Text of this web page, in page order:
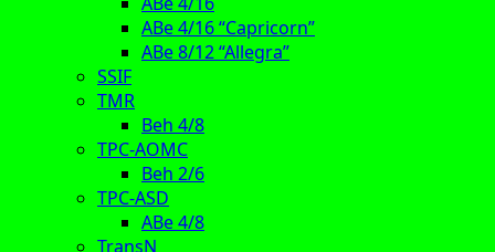
ABe 4/16 “Capricorn”
ABe 8/12 “Allegra”
SSIF
TMR
Beh 4/8
TPC-AOMC
Beh 2/6
TPC-ASD
ABe 4/8
TransN